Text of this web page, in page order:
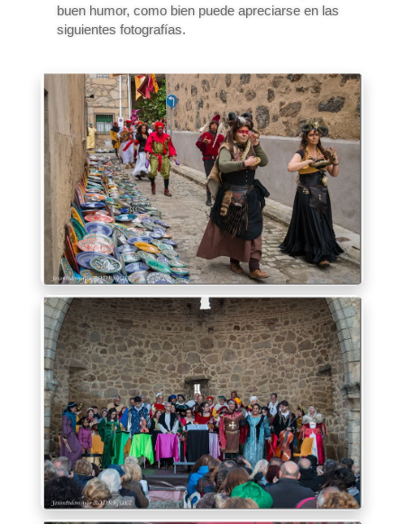
buen humor, como bien puede apreciarse en las
siguientes fotografías.